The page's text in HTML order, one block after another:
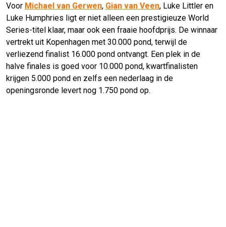
Voor Michael van Gerwen, Gian van Veen, Luke Littler en
Luke Humphries ligt er niet alleen een prestigieuze World
Series-titel klaar, maar ook een fraaie hoofdprijs. De winnaar
vertrekt uit Kopenhagen met 30.000 pond, terwijl de
verliezend finalist 16.000 pond ontvangt. Een plek in de
halve finales is goed voor 10.000 pond, kwartfinalisten
krijgen 5.000 pond en zelfs een nederlaag in de
openingsronde levert nog 1.750 pond op.